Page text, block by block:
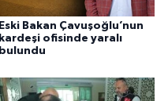
Eski Bakan Çavuşoğlu’nun
kardeşi ofisinde yaralı
bulundu